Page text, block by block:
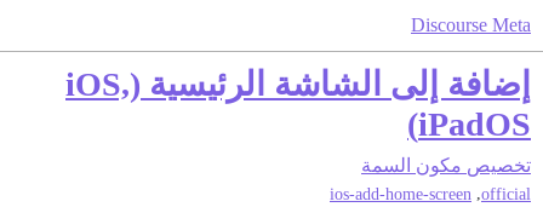
Discourse Meta
إضافة إلى الشاشة الرئيسية (iOS,
iPadOS)
تخصيص مكون السمة
official
,
ios-add-home-screen